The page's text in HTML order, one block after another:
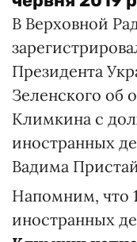
В Верховной
Президента
Зеленского об
Климкина с
иностранных
Вадима
Напомним, что
иностранных